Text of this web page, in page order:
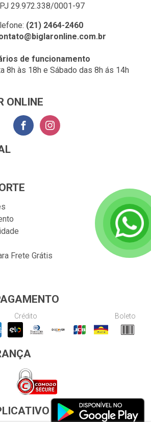
29.972.338/0001-97
(21) 2464-2460
de funcionamento
8h às 18h e Sábado das 8h ás 14h
ONLINE
Frete Grátis
Crédito Boleto